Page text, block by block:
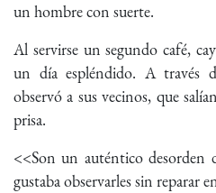
un hombre con suerte.
Al servirse un segundo café,
un día espléndido. A través
observó a sus vecinos, que
prisa.
<<Son un auténtico desorden
gustaba observarles sin reparar